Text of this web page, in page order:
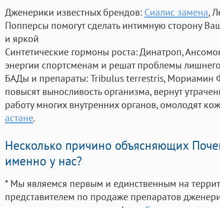
Дженерики известных брендов: Сиалис замена,
Попперсы помогут сделать интимную сторону
и яркой
Синтетические гормоны роста: Динатроп,
энергии спортсменам и решат проблемы
БАДы и препараты:Tribulus terrestris, Мориамин
повысят выносливость организма, вернут
работу многих внутренних органов, омолодят
астане.
Несколько причино объясняющих
именно у нас?
* Мы являемся первым и единственным на
представителем по продаже препаратов